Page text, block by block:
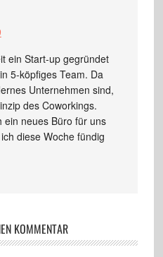
ein Start-up gegründet
5-köpfiges Team. Da
Unternehmen sind,
des Coworkings.
ein neues Büro für uns
diese Woche fündig
KOMMENTAR